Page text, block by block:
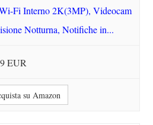
Fi Interno 2K(3MP), Videocam
Notturna, Notifiche in...
EUR
su Amazon